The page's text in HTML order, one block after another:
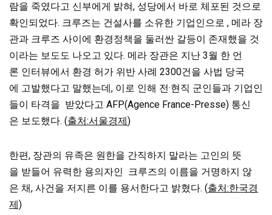
람을 죽였다고 신부에게 밝혀, 성당에서 바로 체포된 것으로
확인되었다. 크루즈는 건설사를 소유한 기업인으로 , 메라 장
관과 크루즈 사이에 환경정책을 둘러싼 갈등이 존재했을 것
이라는 보도도 나오고 있다. 메라 장관은 지난 3월 한 언
론 인터뷰에서 환경 허가 위반 사례 2300건을 사법 당국
에 고발했다고 말했는데, 이로 인해 전·현직 군인들과 기업인
들이 타격을 받았다고 AFP(Agence France-Presse) 통신
은 보도했다. (출처:서울경제)
한편, 장관의 유족은 원한을 간직하지 말라는 고인의 뜻
을 받들어 유력한 용의자인 크루즈의 이름을 거명하지 않
은 채, 사건을 저지른 이를 용서한다고 밝혔다. (출처:한국경
제)